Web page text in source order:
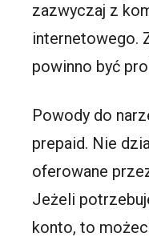
zazwyczaj z
internetowego.
powinno być
Powody do
prepaid. Nie
oferowane
Jeżeli
konto, to